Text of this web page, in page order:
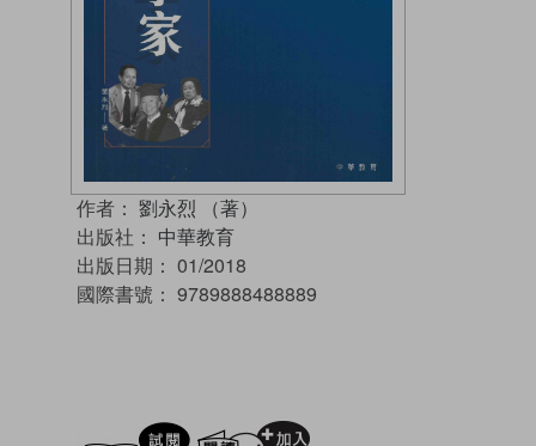
作者： 劉永烈 （著）
出版社： 中華教育
出版日期： 01/2018
國際書號： 9789888488889
試閲